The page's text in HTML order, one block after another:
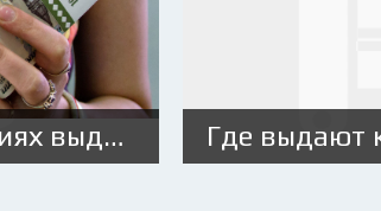
Где и на каких условиях выдают займ под ПТС с плохой кредитной историей?